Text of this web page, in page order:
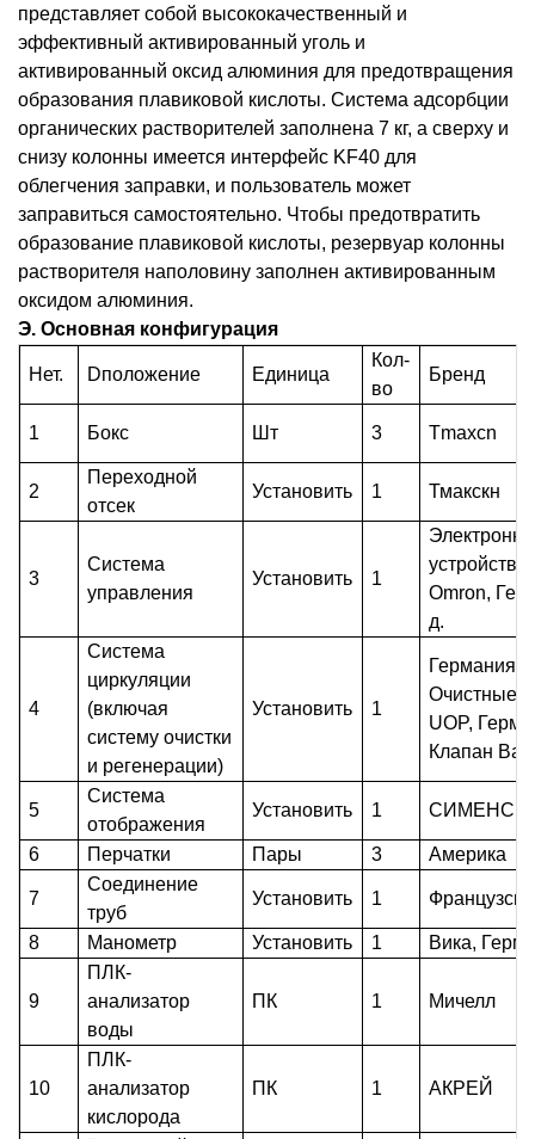
представляет собой высококачественный и
эффективный активированный уголь и
активированный оксид алюминия для предотвращения
образования плавиковой кислоты. Система адсорбции
органических растворителей заполнена 7 кг, а сверху и
снизу колонны имеется интерфейс KF40 для
облегчения заправки, и пользователь может
заправиться самостоятельно. Чтобы предотвратить
образование плавиковой кислоты, резервуар колонны
растворителя наполовину заполнен активированным
оксидом алюминия.
Э. Основная конфигурация
Нет. Dположение Единица
Кол-
во
Бренд
1 Бокс Шт 3 Тmaxcn
2
Переходной
отсек
Установить 1 Тмакскн
3
Система
управления
Установить 1
Omron,
д.
4
Система
циркуляции
(включая
систему очистки
и регенерации)
Установить 1
Германия
Очистные
UOP,
Клапан
5
Система
отображения
Установить 1 СИМЕНС
6 Перчатки Пары 3 Америка
7
Соединение
труб
Установить 1
8 Манометр Установить 1 Вика,
9
ПЛК-
анализатор
воды
ПК 1 Мичелл
10
ПЛК-
анализатор
кислорода
ПК 1 АКРЕЙ